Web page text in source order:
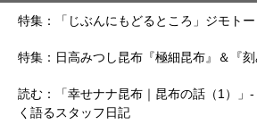
特集：「じぶんにもどるところ」ジモトー
特集：日高みつし昆布『極細昆布』＆『刻
読む：「幸せナナ昆布｜昆布の話（1）」
く語るスタッフ日記